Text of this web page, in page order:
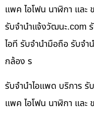
แพค ไอโฟน นาฬิกา และ
รับจํานําแจ้งวัฒนะ.com
ไอที รับจำนำมือถือ รับจำ
กล้อง ร
รับจำนำไอแพด บริการ รั
แพค ไอโฟน นาฬิกา และ